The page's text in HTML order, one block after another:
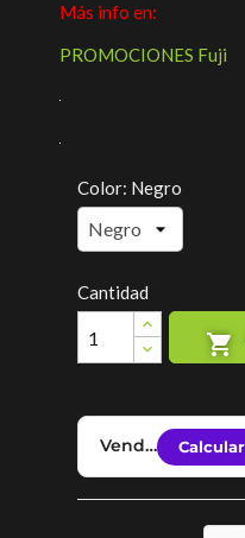
Más info en:
PROMOCIONES Fuji
Color: Negro
Cantidad
